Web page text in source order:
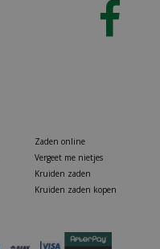
Zaden online
Vergeet me nietjes
Kruiden zaden
Kruiden zaden kopen